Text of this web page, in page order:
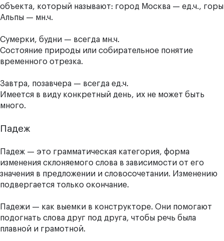
объекта, который называют: город Москва — ед.ч., горы
Альпы — мн.ч.
Сумерки, будни — всегда мн.ч.
Состояние природы или собирательное понятие
временного отрезка.
Завтра, позавчера — всегда ед.ч.
Имеется в виду конкретный день, их не может быть
много.
Падеж
Падеж — это грамматическая категория, форма
изменения склоняемого слова в зависимости от его
значения в предложении и словосочетании. Изменению
подвергается только окончание.
Падежи — как выемки в конструкторе. Они помогают
подогнать слова друг под друга, чтобы речь была
плавной и грамотной.